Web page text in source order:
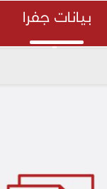
بيانات جفرا